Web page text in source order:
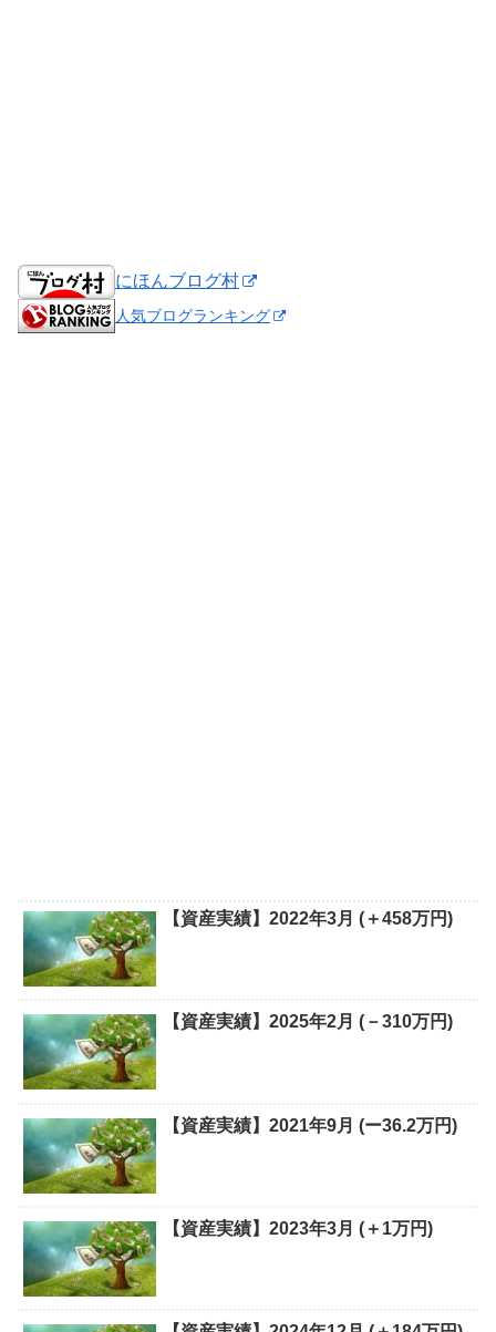
にほんブログ村
人気ブログランキング
【資産実績】2022年3月 (＋458万円)
【資産実績】2025年2月 (－310万円)
【資産実績】2021年9月 (ー36.2万円)
【資産実績】2023年3月 (＋1万円)